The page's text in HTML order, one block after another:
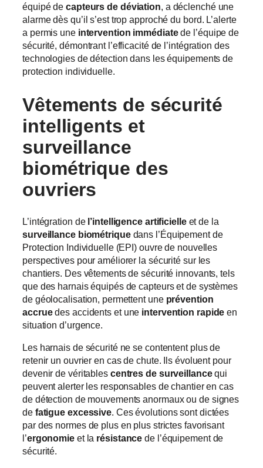
équipé decapteurs de déviation, a déclenché une
alarme dès qu’il s’est trop approché du bord. L’alerte
a permis une intervention immédiatede l’équipe de
sécurité, démontrant l’efficacité de l’intégration des
technologies de détection dans les équipements de
protection individuelle.
Vêtements de sécurité
intelligents et
surveillance
biométrique des
ouvriers
L’intégration de l’intelligence artificielleet de la
surveillance biométriquedans l’Équipement de
Protection Individuelle (EPI) ouvre de nouvelles
perspectives pour améliorer la sécurité sur les
chantiers. Des vêtements de sécurité innovants, tels
que des harnais équipés de capteurs et de systèmes
de géolocalisation, permettent une prévention
accruedes accidents et une intervention rapide en
situation d’urgence.
Les harnais de sécurité ne se contentent plus de
retenir un ouvrier en cas de chute. Ils évoluent pour
devenir de véritables centres de surveillancequi
peuvent alerter les responsables de chantier en cas
de détection de mouvements anormaux ou de signes
de fatigue excessive. Ces évolutions sont dictées
par des normes de plus en plus strictes favorisant
l’ergonomieet la résistance de l’équipement de
sécurité.